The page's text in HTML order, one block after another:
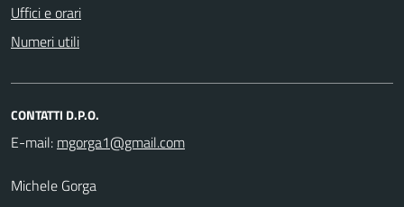
Uffici e orari
Numeri utili
CONTATTI D.P.O.
E-mail:
Michele Gorga